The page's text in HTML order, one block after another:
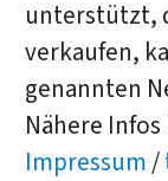
unterstützt,
verkaufen,
genannten
Nähere
Impressum /